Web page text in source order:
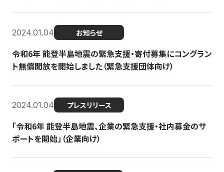
2024.01.04 お知らせ
令和6年 能登半島地震の緊急支援・寄付募集にコングラン
ト無償開放を開始しました（緊急支援団体向け）
2024.01.04 プレスリリース
「令和6年 能登半島地震、企業の緊急支援・社内募金のサ
ポートを開始」（企業向け）